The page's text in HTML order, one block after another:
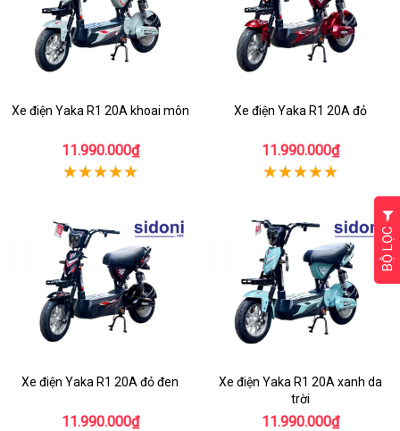
Xe điện Yaka R1 20A khoai môn
11.990.000₫
Xe điện Yaka R1 20A đỏ
11.990.000₫
Xe điện Yaka R1 20A đỏ đen
11.990.000₫
Xe điện Yaka R1 20A xanh da
trời
11.990.000₫
BỘ LỌC